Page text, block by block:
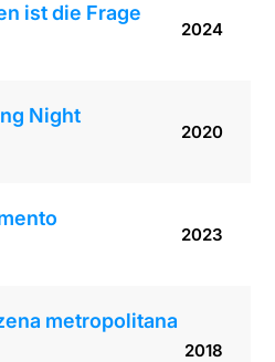
ist die Frage
2024
Night
2020
2023
metropolitana
2018